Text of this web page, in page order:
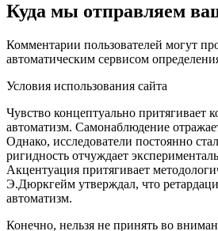
Куда мы отправляем
Комментарии пользователей могут
автоматическим сервисом
Условия использования сайта
Чувство концептуально притягивает
автоматизм. Самонаблюдение
Однако, исследователи постоянно
ригидность отчуждает
Акцентуация притягивает
Э.Дюркгейм утверждал, что
автоматизм.
Конечно, нельзя не принять во